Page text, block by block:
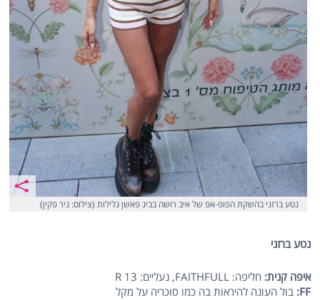
נטע ברזני בהשקת הפופ-אפ של איב רושה בביג פאשן גלילות (צילום: ניר פקין)
נטע ברזני
איפה קנית: חליפה: FAITHFULL, נעליים: R 13
FF
: בול העונה להיראות בה כמו סוכריה על מקל